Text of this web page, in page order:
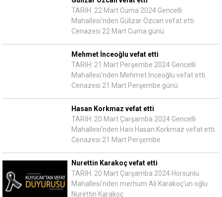
TARİH: 22 Mart Cuma 2024 Gencelli
Mahallesi'nden Gülizar Özcan vefat etti.
Cenazesi 22 Mart Cuma günü
Mehmet İnceoğlu vefat etti
TARİH: 21 Mart Perşembe 2024 Gencelli
Mahallesi'nden Mehmet İnceoğlu vefat etti.
Cenazesi 21 Mart Perşembe günü
Hasan Korkmaz vefat etti
TARİH: 20 Mart Çarşamba 2024 Gencelli
Mahallesi'nden Hacı Hasan Korkmaz vefat etti.
Cenazesi 21 Mart Perşembe
Nurettin Karakoç vefat etti
TARİH: 20 Mart Çarşamba 2024 Horsunlu
Mahallesi'nden merhum Ali Karakoç'un oğlu
Nurettin Karakoç